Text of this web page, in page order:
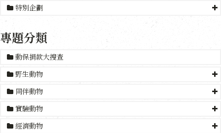
特別企劃
專題分類
動保捐款大搜查
野生動物
同伴動物
實驗動物
經濟動物